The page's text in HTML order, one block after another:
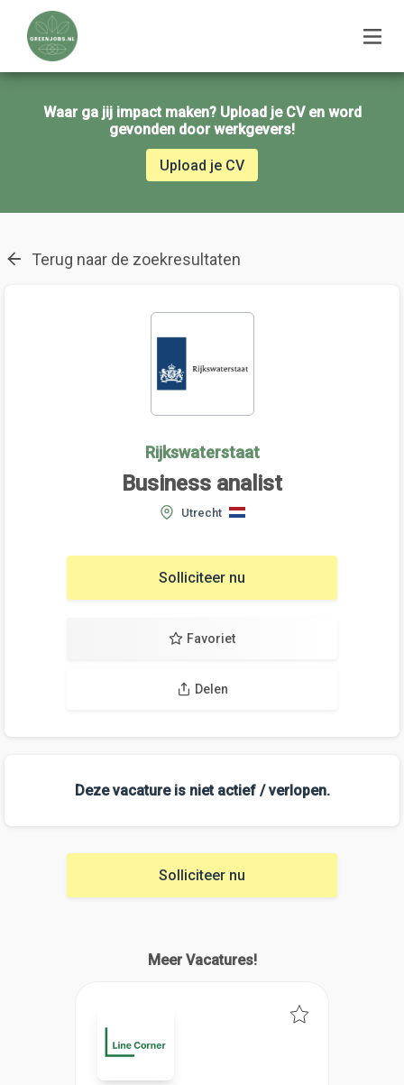
Waar ga jij impact maken? Upload je CV en word
gevonden door werkgevers!
Upload je CV
Terug naar de zoekresultaten
Rijkswaterstaat
Business analist
Utrecht
Solliciteer nu
Favoriet
Delen
Deze vacature is niet actief / verlopen.
Solliciteer nu
Meer Vacatures!